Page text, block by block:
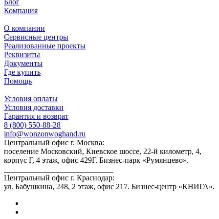
Блог
Компания
О компании
Сервисные центры
Реализованные проекты
Реквизиты
Документы
Где купить
Помощь
Условия оплаты
Условия доставки
Гарантия и возврат
8 (800) 550-88-28
info@wonzonwoghand.ru
Центральный офис г. Москва:
поселение Московский, Киевское шоссе, 22-й километр, 4,
корпус Г, 4 этаж, офис 429Г. Бизнес-парк «Румянцево».
Центральный офис г. Краснодар:
ул. Бабушкина, 248, 2 этаж, офис 217. Бизнес-центр «КНИГА».